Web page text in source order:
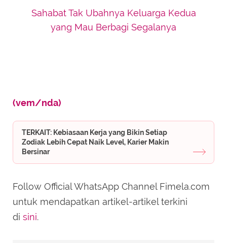
Sahabat Tak Ubahnya Keluarga Kedua
yang Mau Berbagi Segalanya
(vem/nda)
TERKAIT: Kebiasaan Kerja yang Bikin Setiap
Zodiak Lebih Cepat Naik Level, Karier Makin
Bersinar
Follow Official WhatsApp Channel Fimela.com
untuk mendapatkan artikel-artikel terkini
di sini.